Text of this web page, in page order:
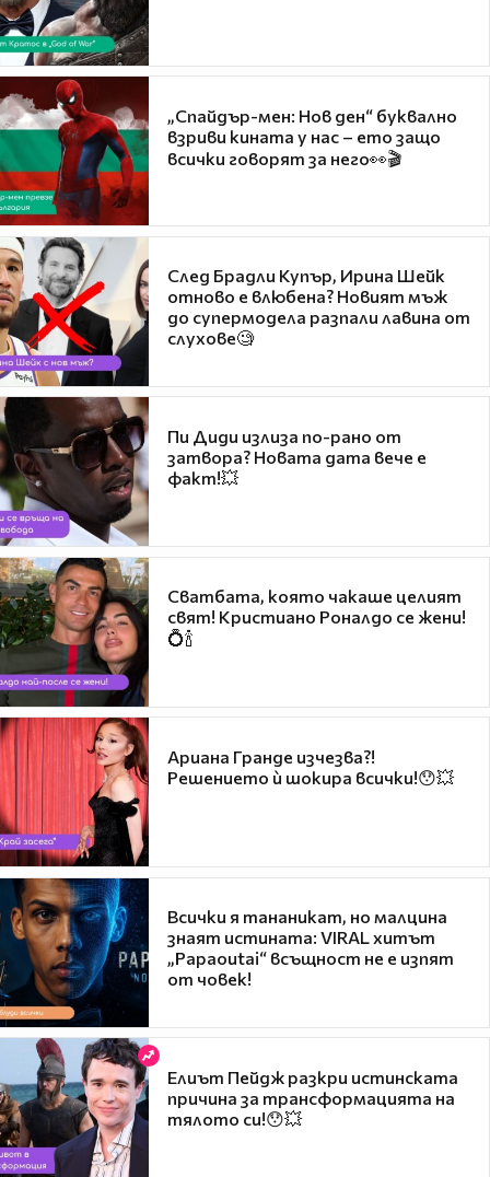
„Спайдър-мен: Нов ден“ буквално
взриви кината у нас – ето защо
всички говорят за него👀🎬
След Брадли Купър, Ирина Шейк
отново е влюбена? Новият мъж
до супермодела разпали лавина от
слухове🧐
Пи Диди излиза по-рано от
затвора? Новата дата вече е
факт!💥
Сватбата, която чакаше целият
свят! Кристиано Роналдо се жени!
💍🍾
Ариана Гранде изчезва?!
Решението ѝ шокира всички!😯💥
Всички я тананикат, но малцина
знаят истината: VIRAL хитът
„Papaoutai“ всъщност не е изпят
от човек!
Елиът Пейдж разкри истинската
причина за трансформацията на
тялото си!😯💥